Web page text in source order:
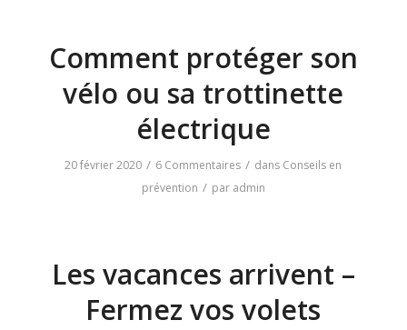
Comment protéger son
vélo ou sa trottinette
électrique
20 février 2020 / 6 Commentaires / dans Conseils en
prévention / par admin
Les vacances arrivent –
Fermez vos volets